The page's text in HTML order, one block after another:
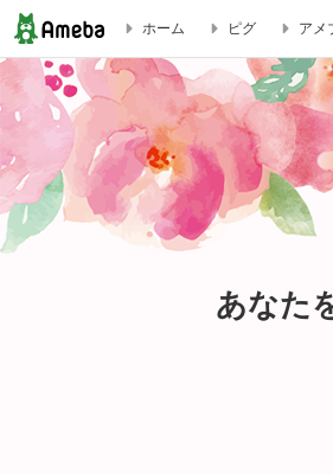
クリスマスリース ご予約開始しま
ホーム ピグ アメ
あなた